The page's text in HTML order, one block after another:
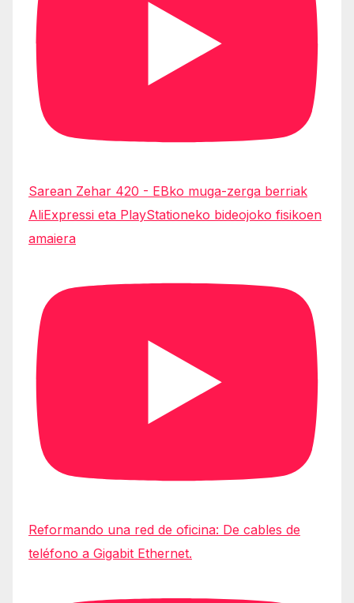
Sarean Zehar 420 - EBko muga-zerga berriak
AliExpressi eta PlayStationeko bideojoko fisikoen
amaiera
Reformando una red de oficina: De cables de
teléfono a Gigabit Ethernet.